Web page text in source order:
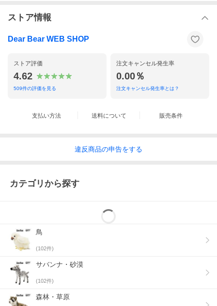
ストア情報
Dear Bear WEB SHOP
ストア評価
4.62
509件の評価を見る
注文キャンセル発生率
0.00％
注文キャンセル発生率とは？
支払い方法 送料について 販売条件
違反商品の申告をする
カテゴリから探す
鳥
(102件)
サバンナ・砂漠
(102件)
森林・草原